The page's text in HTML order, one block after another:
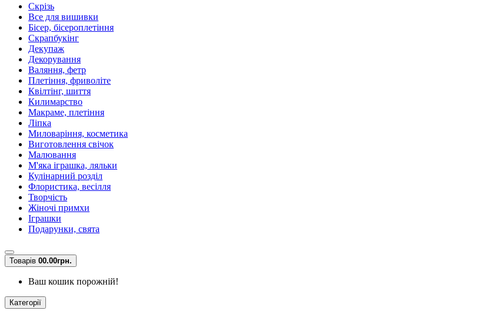
Скрізь
Все для вишивки
Бісер, бісероплетіння
Скрапбукінг
Декупаж
Декорування
Валяння, фетр
Плетіння, фриволіте
Квілтінг, шиття
Килимарство
Макраме, плетіння
Ліпка
Миловаріння, косметика
Виготовлення свічок
Малювання
М'яка іграшка, ляльки
Кулінарний розділ
Флористика, весілля
Творчість
Жіночі примхи
Іграшки
Подарунки, свята
Товарів 00.00грн.
Ваш кошик порожній!
Категорії